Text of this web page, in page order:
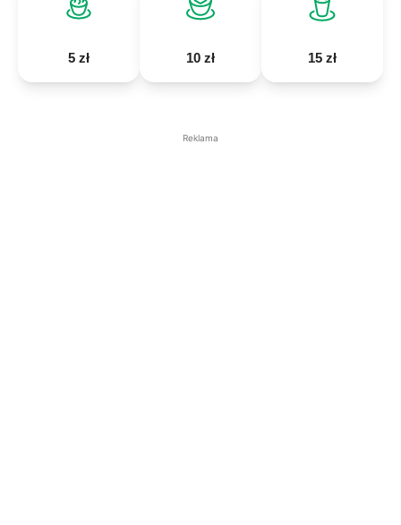
5 zł 10 zł 15 zł
Reklama